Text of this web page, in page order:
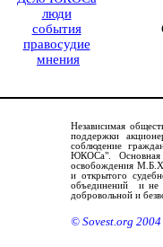
люди
события
правосудие
мнения
Независимая
поддержки
соблюдение
ЮКОСа".
освобождения
и открытого
объединений и не
добровольной и
© Sovest.org 2004